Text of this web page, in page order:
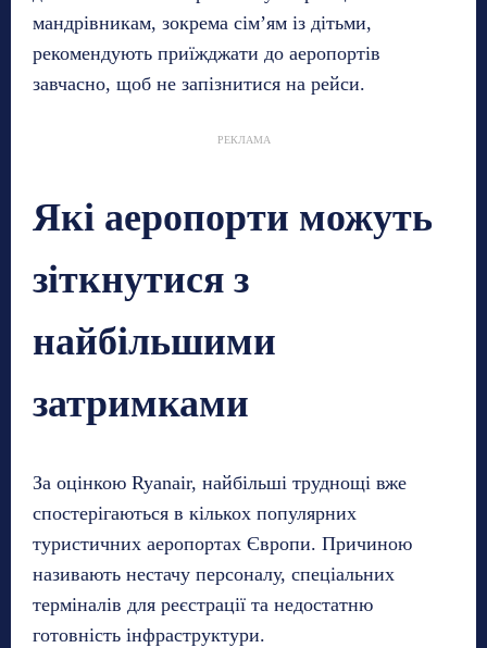
мандрівникам, зокрема сім’ям із дітьми,
рекомендують приїжджати до аеропортів
завчасно, щоб не запізнитися на рейси.
РЕКЛАМА
Які аеропорти можуть
зіткнутися з
найбільшими
затримками
За оцінкою Ryanair, найбільші труднощі вже
спостерігаються в кількох популярних
туристичних аеропортах Європи. Причиною
називають нестачу персоналу, спеціальних
терміналів для реєстрації та недостатню
готовність інфраструктури.